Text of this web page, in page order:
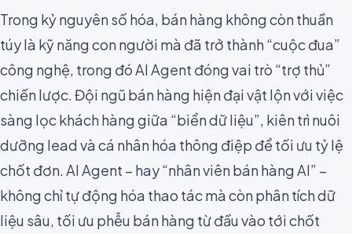
Trong kỷ nguyên số hóa, bán hàng không còn thuần
túy là kỹ năng con người mà đã trở thành “cuộc đua”
công nghệ, trong đó AI Agent đóng vai trò “trợ thủ”
chiến lược. Đội ngũ bán hàng hiện đại vật lộn với việc
sàng lọc khách hàng giữa “biển dữ liệu”, kiên trì nuôi
dưỡng lead và cá nhân hóa thông điệp để tối ưu tỷ lệ
chốt đơn. AI Agent – hay “nhân viên bán hàng AI” –
không chỉ tự động hóa thao tác mà còn phân tích dữ
liệu sâu, tối ưu phễu bán hàng từ đầu vào tới chốt